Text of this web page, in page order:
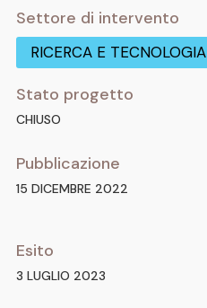
Settore di intervento
RICERCA E TECNOLOGIA
Stato progetto
CHIUSO
Pubblicazione
15 DICEMBRE 2022
Esito
3 LUGLIO 2023